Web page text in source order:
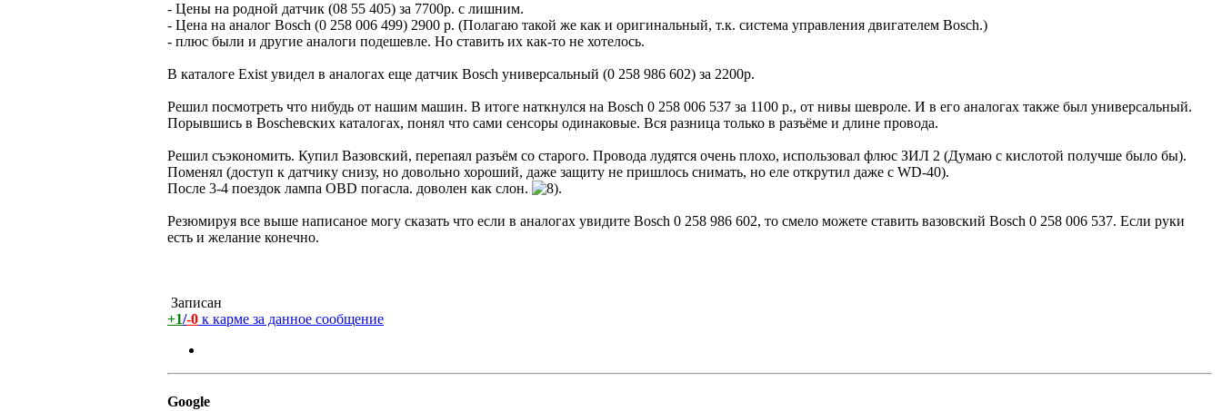
- Цены на родной датчик (08 55 405) за 7700р. с лишним.
- Цена на аналог Bosch (0 258 006 499) 2900 р. (Полагаю такой же как и оригинальный, т.к. система управления двигателем Bosch.)
- плюс были и другие аналоги подешевле. Но ставить их как-то не хотелось.
В каталоге Exist увидел в аналогах еще датчик Bosch универсальный (0 258 986 602) за 2200р.
Решил посмотреть что нибудь от нашим машин. В итоге наткнулся на Bosch 0 258 006 537 за 1100 р., от нивы шевроле. И в его аналогах также был универсальный.
Порывшись в Boschевских каталогах, понял что сами сенсоры одинаковые. Вся разница только в разъёме и длине провода.
Решил съэкономить. Купил Вазовский, перепаял разъём со старого. Провода лудятся очень плохо, использовал флюс ЗИЛ 2 (Думаю с кислотой получше было бы).
Поменял (доступ к датчику снизу, но довольно хороший, даже защиту не пришлось снимать, но еле открутил даже с WD-40).
После 3-4 поездок лампа OBD погасла. доволен как слон.
.
Резюмируя все выше написаное могу сказать что если в аналогах увидите Bosch 0 258 986 602, то смело можете ставить вазовский Bosch 0 258 006 537. Если руки
есть и желание конечно.
Записан
+1/-0 к карме за данное сообщение
Google